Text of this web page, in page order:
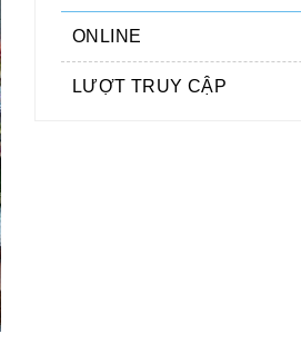
ONLINE
LƯỢT TRUY CẬP